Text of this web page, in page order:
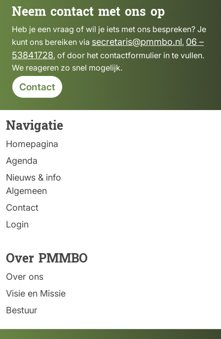
Neem contact met ons op
Heb je een vraag of wil je iets met ons bespreken? Je
kunt ons bereiken via secretaris@pmmbo.nl, 06 –
53841728, of door het contactformulier in te vullen.
We reageren zo snel mogelijk.
Contact
Navigatie
Homepagina
Agenda
Nieuws & info
Algemeen
Contact
Login
Over PMMBO
Over ons
Visie en Missie
Bestuur